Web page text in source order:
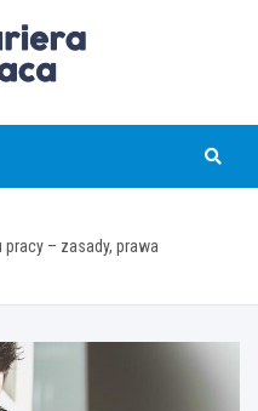
– zasady, prawa